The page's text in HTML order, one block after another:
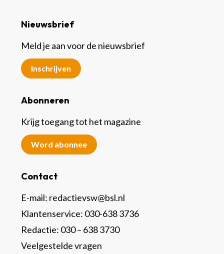
Nieuwsbrief
Meld je aan voor de nieuwsbrief
Inschrijven
Abonneren
Krijg toegang tot het magazine
Word abonnee
Contact
E-mail: redactievsw@bsl.nl
Klantenservice: 030-638 3736
Redactie: 030 – 638 3730
Veelgestelde vragen